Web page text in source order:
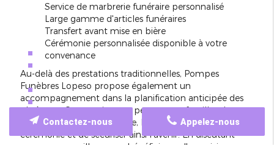
Service de marbrerie funéraire personnalisé
Large gamme d'articles funéraires
Transfert avant mise en bière
Cérémonie personnalisée disponible à votre
convenance
Au-delà des prestations traditionnelles, Pompes
Funèbres Lopeso propose également un
accompagnement dans la planification anticipée des
obsèques. Cette assistance permet aux familles de
préparer, en toute quiétude, les modalités de la
cérémonie et de sécuriser ainsi l'avenir. En discutant
Appelez-nous
Contactez-nous